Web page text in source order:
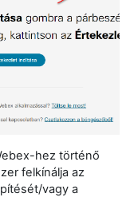
hez történő
felkínálja az
vagy a